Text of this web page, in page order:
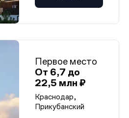
Первое место
От 6,7 до
22,5 млн ₽
Краснодар,
Прикубанский